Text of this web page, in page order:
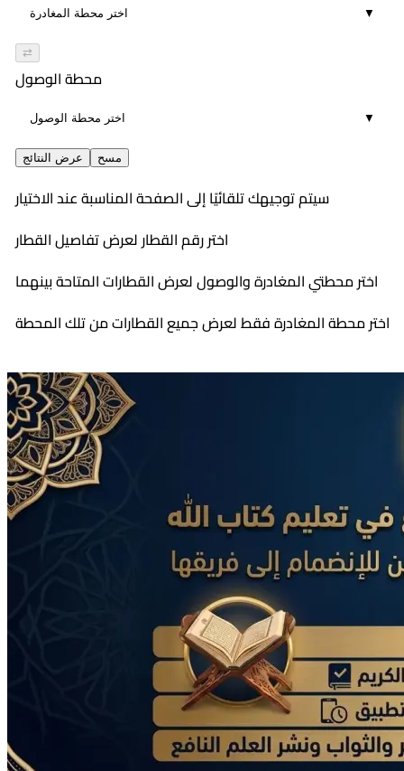
▼
⇄
محطة الوصول
▼
عرض النتائج مسح
سيتم توجيهك تلقائيًا إلى الصفحة المناسبة عند الاختيار
اختر رقم القطار لعرض تفاصيل القطار
اختر محطتي المغادرة والوصول لعرض القطارات المتاحة بينهما
اختر محطة المغادرة فقط لعرض جميع القطارات من تلك المحطة